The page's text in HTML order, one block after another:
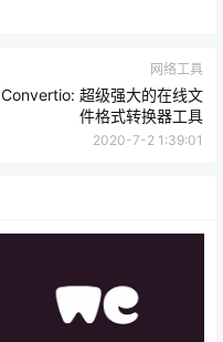
网络工具
Convertio: 超级强大的在线文
件格式转换器工具
2020-7-2 1:39:01